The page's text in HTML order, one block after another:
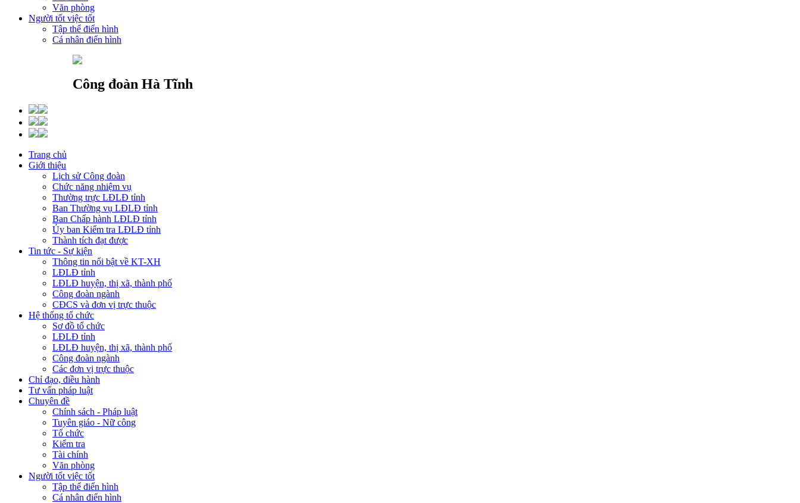
Văn phòng
Người tốt việc tốt
Tập thể điển hình
Cá nhân điển hình
Công đoàn Hà Tĩnh
Trang chủ
Giới thiệu
Lịch sử Công đoàn
Chức năng nhiệm vụ
Thường trực LĐLĐ tỉnh
Ban Thường vụ LĐLĐ tỉnh
Ban Chấp hành LĐLĐ tỉnh
Ủy ban Kiểm tra LĐLĐ tỉnh
Thành tích đạt được
Tin tức - Sự kiện
Thông tin nổi bật về KT-XH
LĐLĐ tỉnh
LĐLĐ huyện, thị xã, thành phố
Công đoàn ngành
CĐCS và đơn vị trực thuộc
Hệ thống tổ chức
Sơ đồ tổ chức
LĐLĐ tỉnh
LĐLĐ huyện, thị xã, thành phố
Công đoàn ngành
Các đơn vị trực thuộc
Chỉ đạo, điều hành
Tư vấn pháp luật
Chuyên đề
Chính sách - Pháp luật
Tuyên giáo - Nữ công
Tổ chức
Kiểm tra
Tài chính
Văn phòng
Người tốt việc tốt
Tập thể điển hình
Cá nhân điển hình